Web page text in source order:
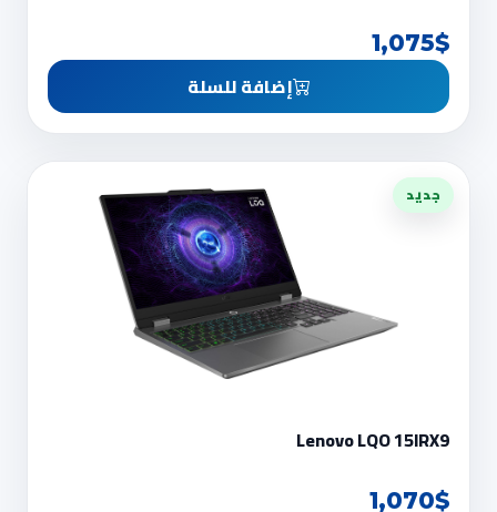
1,075$
إضافة للسلة
جديد
Lenovo LQO 15IRX9
1,070$